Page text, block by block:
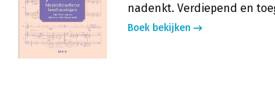
nadenkt. Verdiepend en
Boek bekijken